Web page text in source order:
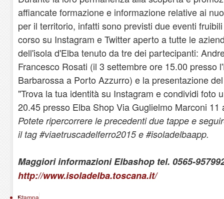
affiancate formazione e informazione relative ai
per il territorio, infatti sono previsti due eventi
corso su Instagram e Twitter aperto a tutte le
dell'isola d'Elba tenuto da tre dei partecipanti:
Francesco Rosati (il 3 settembre ore 15.00 presso
Barbarossa a Porto Azzurro) e la presentazione
"Trova la tua identità su Instagram e condividi foto
20.45 presso Elba Shop Via Guglielmo Marconi 11
Potete ripercorrere le precedenti due tappe e
il tag #viaetruscadelferro2015 e #isoladelbaapp.
Maggiori informazioni Elbashop tel. 0565-
http://www.isoladelba.toscana.it/
Stampa